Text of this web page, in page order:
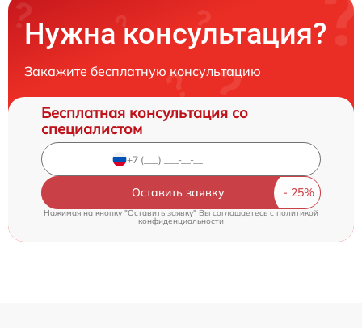
Нужна консультация?
Закажите бесплатную консультацию
Бесплатная консультация со
специалистом
Оставить заявку
Нажимая на кнопку "Оставить заявку" Вы соглашаетесь c политикой
конфиденциальности